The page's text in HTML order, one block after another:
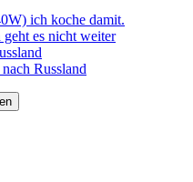
ich koche damit.
geht es nicht weiter
Russland